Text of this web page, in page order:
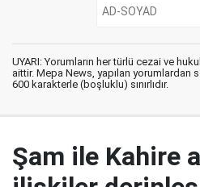
UYARI: Yorumların her türlü cezai ve
aittir. Mepa News, yapılan yorumlardan
600 karakterle (boşluklu) sınırlıdır.
Şam ile Kahire